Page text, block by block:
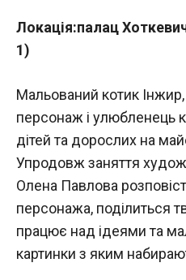
Локація:палац
1)
Мальований котик
персонаж і улюбленець
дітей та дорослих на
Упродовж заняття
Олена Павлова
персонажа, поділиться
працює над ідеями та
картинки з яким